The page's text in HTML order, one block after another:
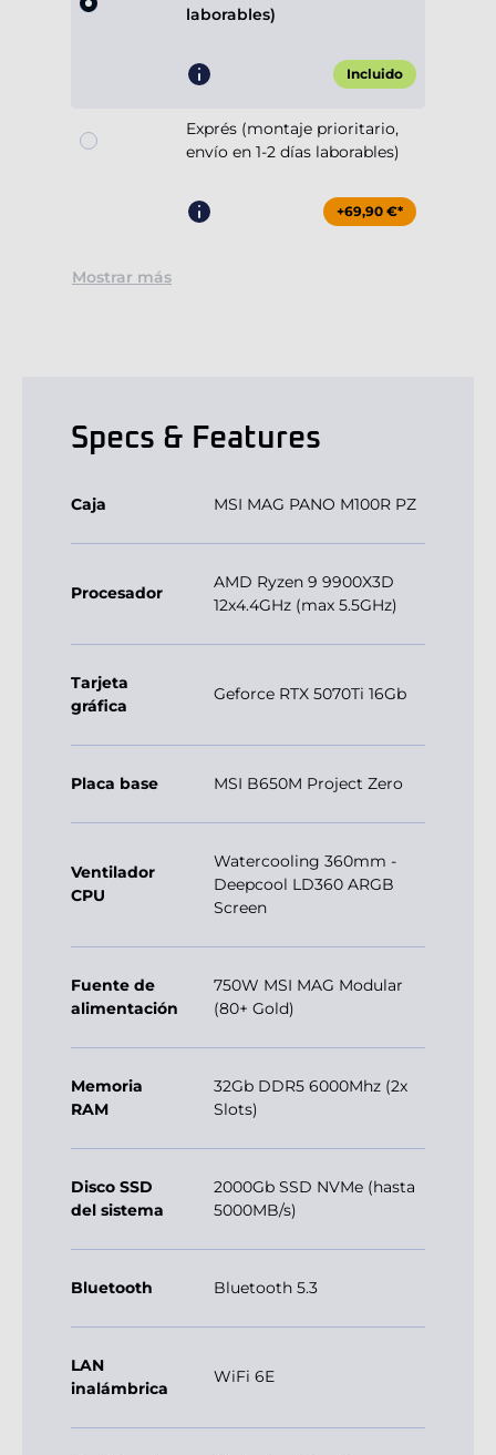
laborables)
Incluido
Exprés (montaje prioritario,
envío en 1-2 días laborables)
+69,90 €*
Mostrar más
Specs & Features
Caja MSI MAG PANO M100R PZ
Procesador
AMD Ryzen 9 9900X3D
12x4.4GHz (max 5.5GHz)
Tarjeta
gráfica
Geforce RTX 5070Ti 16Gb
Placa base MSI B650M Project Zero
Ventilador
CPU
Watercooling 360mm -
Deepcool LD360 ARGB
Screen
Fuente de
alimentación
750W MSI MAG Modular
(80+ Gold)
Memoria
RAM
32Gb DDR5 6000Mhz (2x
Slots)
Disco SSD
del sistema
2000Gb SSD NVMe (hasta
5000MB/s)
Bluetooth Bluetooth 5.3
LAN
inalámbrica
WiFi 6E